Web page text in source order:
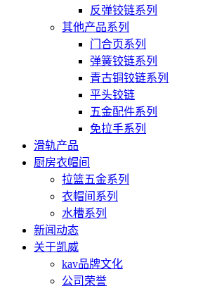
反弹铰链系列
其他产品系列
门合页系列
弹簧铰链系列
青古铜铰链系列
平头铰链
五金配件系列
免拉手系列
滑轨产品
厨房衣帽间
拉篮五金系列
衣帽间系列
水槽系列
新闻动态
关于凯威
kav品牌文化
公司荣誉